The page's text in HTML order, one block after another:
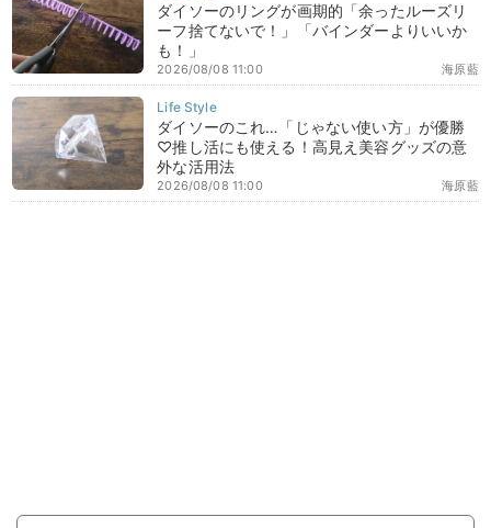
ダイソーのリングが画期的「余ったルーズリ
ーフ捨てないで！」「バインダーよりいいか
も！」
海原藍
2026/08/08 11:00
ダイソーのこれ…「じゃない使い方」が優勝
♡推し活にも使える！高見え美容グッズの意
外な活用法
海原藍
2026/08/08 11:00